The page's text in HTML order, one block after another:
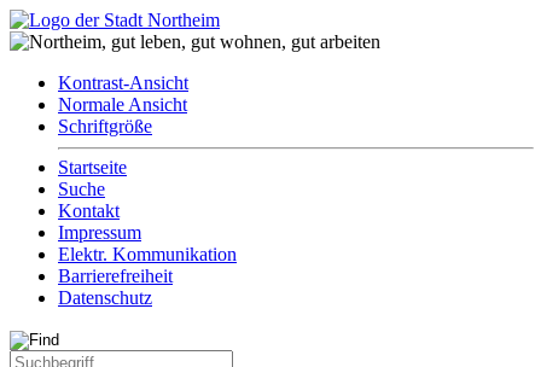
Kontrast-Ansicht
Normale Ansicht
Schriftgröße
Startseite
Suche
Kontakt
Impressum
Elektr. Kommunikation
Barrierefreiheit
Datenschutz